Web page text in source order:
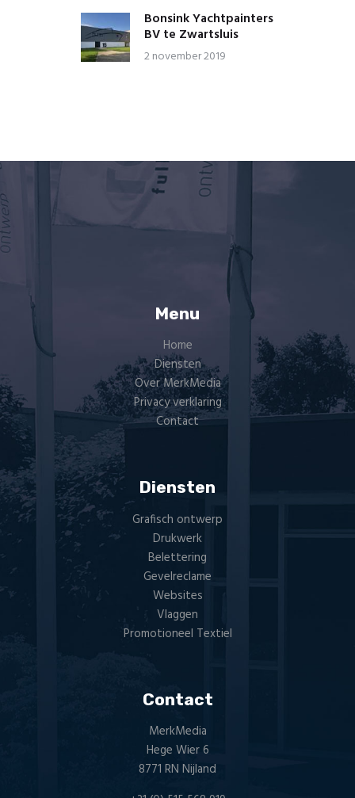
Bonsink Yachtpainters
BV te Zwartsluis
2 november 2019
Menu
Home
Diensten
Over MerkMedia
Privacy verklaring
Contact
Diensten
Grafisch ontwerp
Drukwerk
Belettering
Gevelreclame
Websites
Vlaggen
Promotioneel Textiel
Contact
MerkMedia
Hege Wier 6
8771 RN Nijland